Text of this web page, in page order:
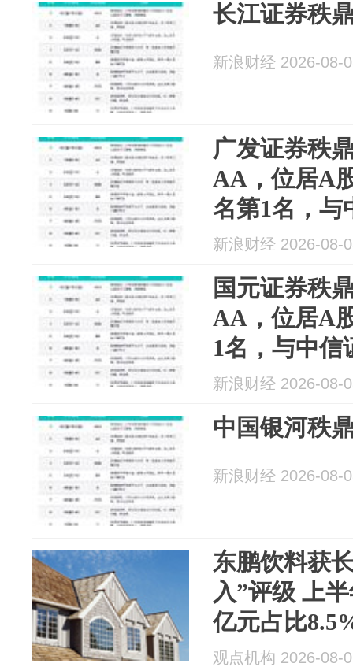
长江证券秩
新浪财经 2026-08-
广发证券秩
AA，位居A
名第1名，与
高于同花顺
新浪财经 2026-08-
国元证券秩
AA，位居A
1名，与中信
同花顺等
新浪财经 2026-08-
中国银河秩
新浪财经 2026-08-
东鹏饮料获
入”评级 上
亿元占比
观点机构 2026-08-